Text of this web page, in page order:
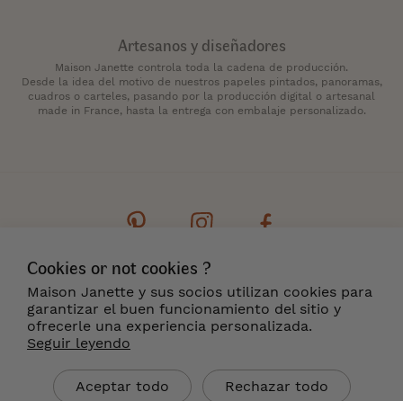
Artesanos y diseñadores
Maison Janette controla toda la cadena de producción.
Desde la idea del motivo de nuestros papeles pintados, panoramas,
cuadros o carteles, pasando por la producción digital o artesanal
made in France, hasta la entrega con embalaje personalizado.
Contacto Boletín de noticias
Menciones legales
Condiciones generales
Entrega y Devoluciones
¿Dónde encontrarnos?
Cookies or not cookies ?
Maison Janette y sus socios utilizan cookies para
garantizar el buen funcionamiento del sitio y
ofrecerle una experiencia personalizada.
Seguir leyendo
Aceptar todo Rechazar todo